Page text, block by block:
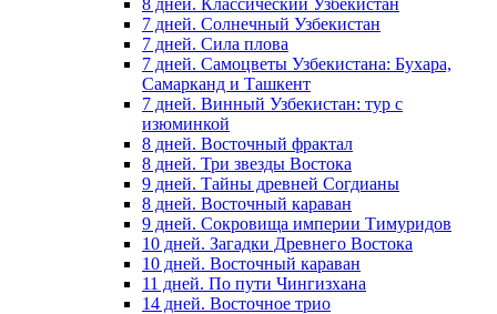
8 дней. Классический Узбекистан
7 дней. Солнечный Узбекистан
7 дней. Сила плова
7 дней. Самоцветы Узбекистана: Бухара,
Самарканд и Ташкент
7 дней. Винный Узбекистан: тур с
изюминкой
8 дней. Восточный фрактал
8 дней. Три звезды Востока
9 дней. Тайны древней Согдианы
8 дней. Восточный караван
9 дней. Сокровища империи Тимуридов
10 дней. Загадки Древнего Востока
10 дней. Восточный караван
11 дней. По пути Чингизхана
14 дней. Восточное трио